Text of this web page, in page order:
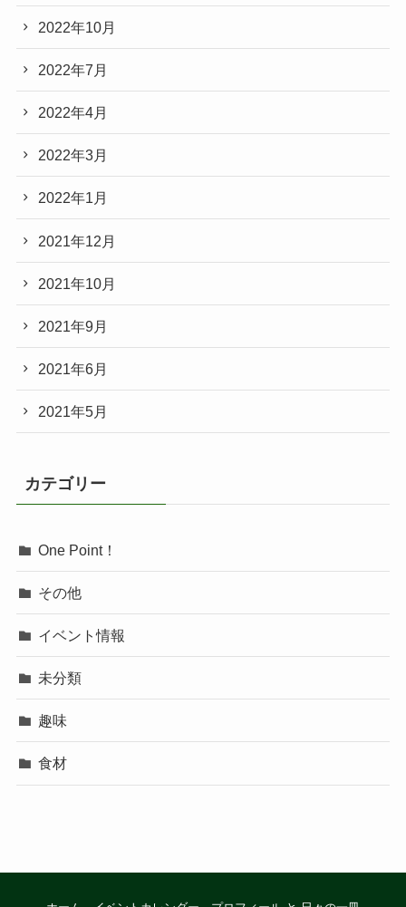
2022年10月
2022年7月
2022年4月
2022年3月
2022年1月
2021年12月
2021年10月
2021年9月
2021年6月
2021年5月
カテゴリー
One Point！
その他
イベント情報
未分類
趣味
食材